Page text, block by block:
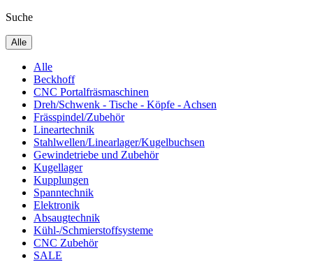
Suche
Alle
Alle
Beckhoff
CNC Portalfräsmaschinen
Dreh/Schwenk - Tische - Köpfe - Achsen
Frässpindel/Zubehör
Lineartechnik
Stahlwellen/Linearlager/Kugelbuchsen
Gewindetriebe und Zubehör
Kugellager
Kupplungen
Spanntechnik
Elektronik
Absaugtechnik
Kühl-/Schmierstoffsysteme
CNC Zubehör
SALE